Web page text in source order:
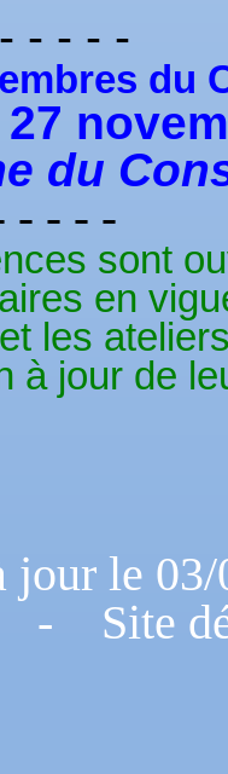
- - - -
du
du
- - - -
sont
en
les
à jour de
jour le
- Site